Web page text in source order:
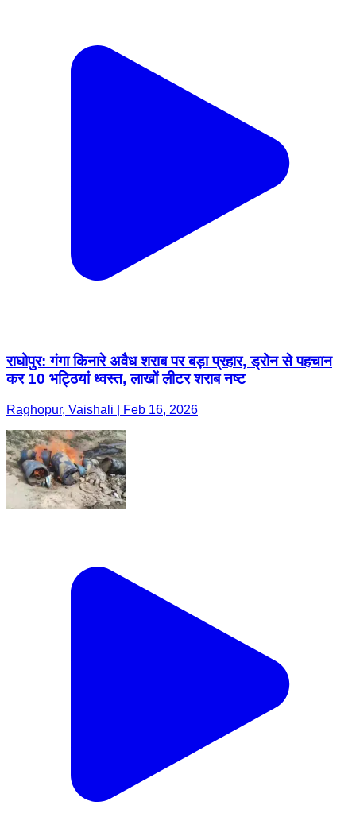
राघोपुर: गंगा किनारे अवैध शराब पर बड़ा प्रहार, ड्रोन से पहचान
कर 10 भट्ठियां ध्वस्त, लाखों लीटर शराब नष्ट
Raghopur, Vaishali | Feb 16, 2026